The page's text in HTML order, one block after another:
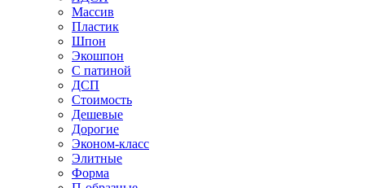
Массив
Пластик
Шпон
Экошпон
С патиной
ДСП
Стоимость
Дешевые
Дорогие
Эконом-класс
Элитные
Форма